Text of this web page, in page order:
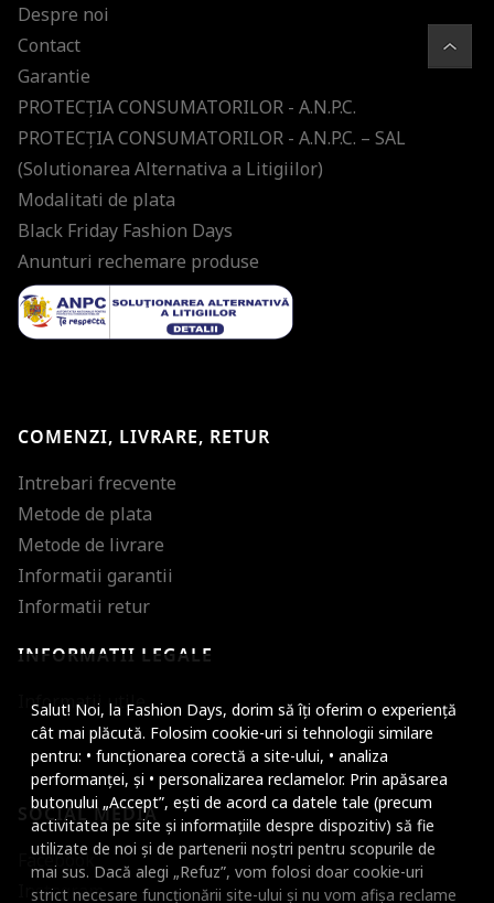
Salut! Noi, la Fashion Days, dorim să îți oferim o experiență
cât mai plăcută. Folosim cookie-uri si tehnologii similare
pentru: • funcționarea corectă a site-ului, • analiza
performanței, și • personalizarea reclamelor. Prin apăsarea
butonului „Accept”, ești de acord ca datele tale (precum
activitatea pe site și informațiile despre dispozitiv) să fie
utilizate de noi și de partenerii noștri pentru scopurile de
mai sus. Dacă alegi „Refuz”, vom folosi doar cookie-uri
strict necesare funcționării site-ului și nu vom afișa reclame
Despre noi
Contact
Garantie
PROTECŢIA CONSUMATORILOR - A.N.P.C.
PROTECŢIA CONSUMATORILOR - A.N.P.C. – SAL
(Solutionarea Alternativa a Litigiilor)
Modalitati de plata
Black Friday Fashion Days
Anunturi rechemare produse
COMENZI, LIVRARE, RETUR
Intrebari frecvente
Metode de plata
Metode de livrare
Informatii garantii
Informatii retur
INFORMATII LEGALE
Informatii utile
SOCIAL MEDIA
Facebook
Instagram
Micsoreaza
Mareste spatierea
Micsoreaza
Mareste inaltimea